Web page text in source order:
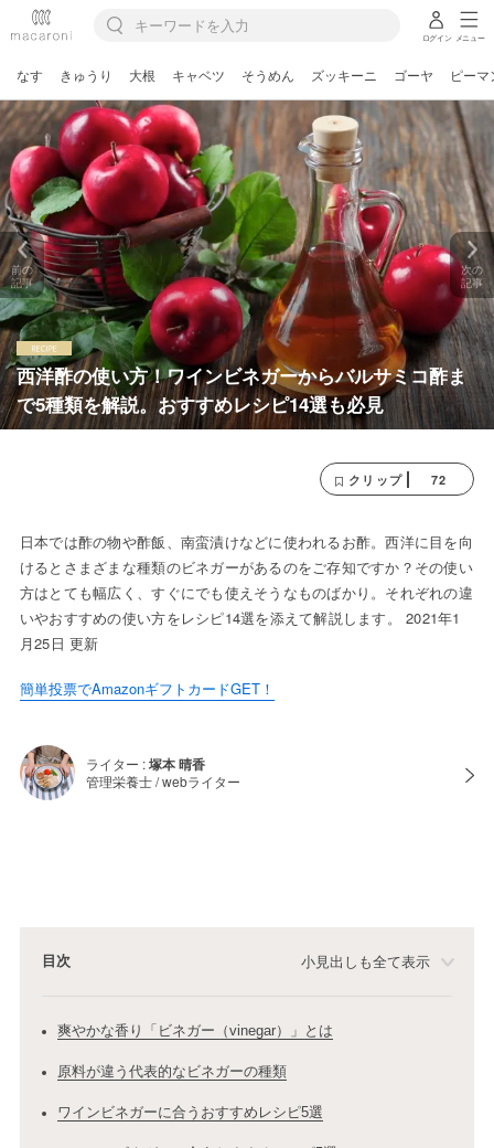
ログイン メニュー
なす きゅうり 大根 キャベツ そうめん ズッキーニ ゴーヤ ピーマ
西洋酢の使い方！ワインビネガーからバルサミコ酢ま
で5種類を解説。おすすめレシピ14選も必見
前の
記事
次の
記事
クリップ 72
日本では酢の物や酢飯、南蛮漬けなどに使われるお酢。西洋に目を向
けるとさまざまな種類のビネガーがあるのをご存知ですか？その使い
方はとても幅広く、すぐにでも使えそうなものばかり。それぞれの違
いやおすすめの使い方をレシピ14選を添えて解説します。 2021年1
月25日 更新
簡単投票でAmazonギフトカードGET！
ライター :塚本 晴香
管理栄養士 / webライター
目次 小見出しも全て表示
爽やかな香り「ビネガー（vinegar）」とは
原料が違う代表的なビネガーの種類
ワインビネガーに合うおすすめレシピ5選